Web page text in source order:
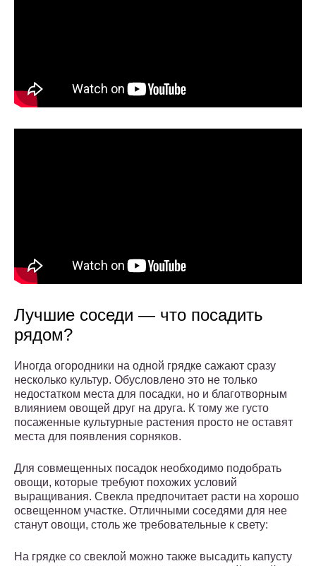
Лучшие соседи — что посадить
рядом?
Иногда огородники на одной грядке сажают сразу
несколько культур. Обусловлено это не только
недостатком места для посадки, но и благотворным
влиянием овощей друг на друга. К тому же густо
посаженные культурные растения просто не оставят
места для появления сорняков.
Для совмещенных посадок необходимо подобрать
овощи, которые требуют похожих условий
выращивания. Свекла предпочитает расти на хорошо
освещенном участке. Отличными соседями для нее
станут овощи, столь же требовательные к свету:
На грядке со свеклой можно также высадить капусту